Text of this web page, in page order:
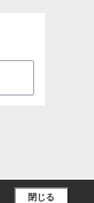
閉じる